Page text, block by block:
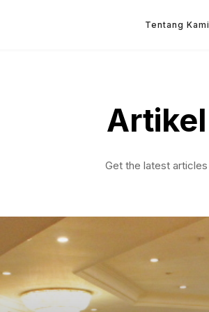
Tentang Kami
Artikel
Get the latest articles